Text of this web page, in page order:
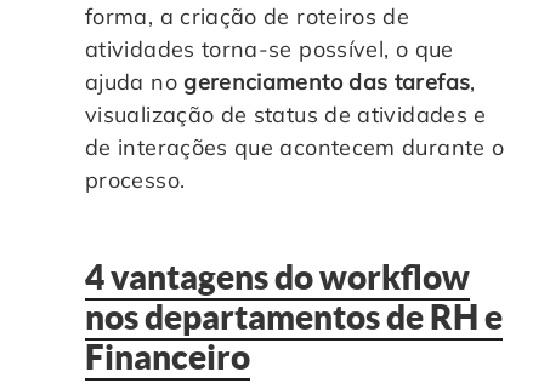
forma, a criação de roteiros de
atividades torna-se possível, o que
ajuda no gerenciamento das tarefas,
visualização de status de atividades e
de interações que acontecem durante o
processo.
4 vantagens do workflow
nos departamentos de RH e
Financeiro